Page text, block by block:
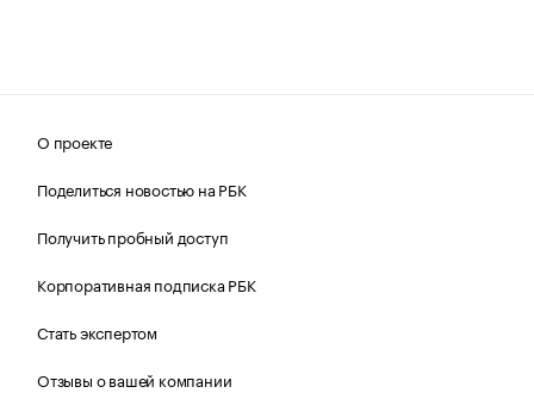
О проекте
Поделиться новостью на РБК
Получить пробный доступ
Корпоративная подписка РБК
Стать экспертом
Отзывы о вашей компании